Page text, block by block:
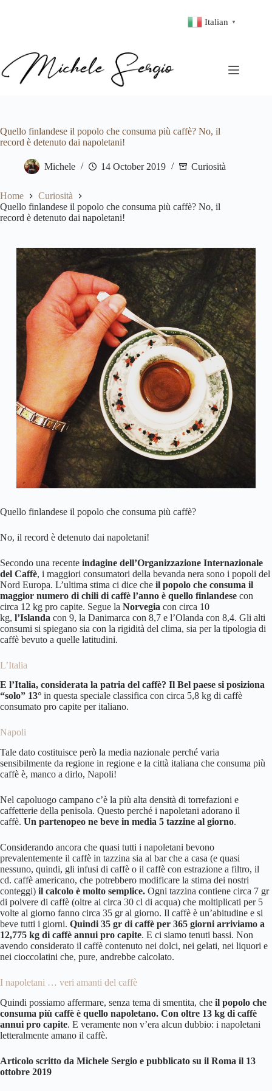
Italian ▼
Quello finlandese il popolo che consuma più caffè? No, il
record è detenuto dai napoletani!
Michele 14 October 2019 Curiosità
Home
Curiosità
Quello finlandese il popolo che consuma più caffè? No, il
record è detenuto dai napoletani!
Quello finlandese il popolo che consuma più caffè?
No, il record è detenuto dai napoletani!
Secondo una recente indagine dell’Organizzazione Internazionale
del Caffè, i maggiori consumatori della bevanda nera sono i popoli del
Nord Europa. L’ultima stima ci dice che il popolo che consuma il
maggior numero di chili di caffè l’anno è quello finlandese con
circa 12 kg pro capite. Segue la Norvegia con circa 10
kg, l’Islanda con 9, la Danimarca con 8,7 e l’Olanda con 8,4. Gli alti
consumi si spiegano sia con la rigidità del clima, sia per la tipologia di
caffè bevuto a quelle latitudini.
L’Italia
E l’Italia, considerata la patria del caffè? Il Bel paese si posiziona
“solo” 13° in questa speciale classifica con circa 5,8 kg di caffè
consumato pro capite per italiano.
Napoli
Tale dato costituisce però la media nazionale perché varia
sensibilmente da regione in regione e la città italiana che consuma più
caffè è, manco a dirlo, Napoli!
Nel capoluogo campano c’è la più alta densità di torrefazioni e
caffetterie della penisola. Questo perché i napoletani adorano il
caffè. Un partenopeo ne beve in media 5 tazzine al giorno.
Considerando ancora che quasi tutti i napoletani bevono
prevalentemente il caffè in tazzina sia al bar che a casa (e quasi
nessuno, quindi, gli infusi di caffè o il caffè con estrazione a filtro, il
cd. caffè americano, che potrebbero modificare la stima dei nostri
conteggi) il calcolo è molto semplice. Ogni tazzina contiene circa 7 gr
di polvere di caffè (oltre ai circa 30 cl di acqua) che moltiplicati per 5
volte al giorno fanno circa 35 gr al giorno. Il caffè è un’abitudine e si
beve tutti i giorni. Quindi 35 gr di caffè per 365 giorni arriviamo a
12,775 kg di caffè annui pro capite. E ci siamo tenuti bassi. Non
avendo considerato il caffè contenuto nei dolci, nei gelati, nei liquori e
nei cioccolatini che, pure, andrebbe calcolato.
I napoletani … veri amanti del caffè
Quindi possiamo affermare, senza tema di smentita, che il popolo che
consuma più caffè è quello napoletano. Con oltre 13 kg di caffè
annui pro capite. E veramente non v’era alcun dubbio: i napoletani
letteralmente amano il caffè.
Articolo scritto da Michele Sergio e pubblicato su il Roma il 13
ottobre 2019